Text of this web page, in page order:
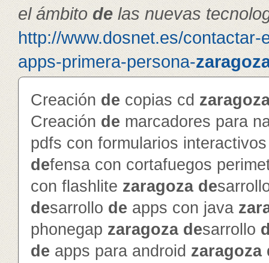
el ámbitodelas nuevas
http://www.dosnet.es/contactar-
apps-primera-persona-
Creación de copias cd
Creación de marcadores para
pdfs con formularios
defensa con cortafuegos
con flashlite zaragoza de
desarrollo de apps con java
phonegap zaragoza desarrollo
de apps para android zaragoza